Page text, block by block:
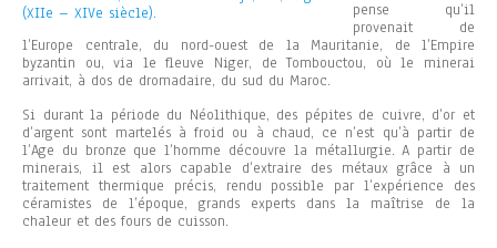
(XIIe – XIVe siècle).
pense qu’il
provenait de
l’Europe centrale, du nord-ouest de la Mauritanie, de l’Empire
byzantin ou, via le fleuve Niger, de Tombouctou, où le minerai
arrivait, à dos de dromadaire, du sud du Maroc.
Si durant la période du Néolithique, des pépites de cuivre, d’or et
d’argent sont martelés à froid ou à chaud, ce n’est qu’à partir de
l’Age du bronze que l’homme découvre la métallurgie. A partir de
minerais, il est alors capable d’extraire des métaux grâce à un
traitement thermique précis, rendu possible par l’expérience des
céramistes de l’époque, grands experts dans la maîtrise de la
chaleur et des fours de cuisson.